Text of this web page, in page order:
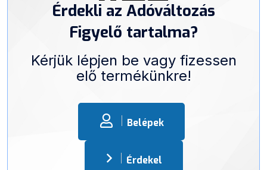
Érdekli az Adóváltozás
Figyelő tartalma?
Kérjük lépjen be vagy fizessen
elő termékünkre!
Belépek
Érdekel